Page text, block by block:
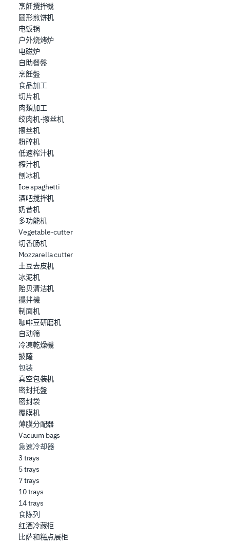
烹飪攪拌機
圆形煎饼机
电饭锅
户外烧烤炉
电磁炉
自助餐盤
烹飪盤
食品加工
切片机
肉類加工
绞肉机-擦丝机
擦丝机
粉碎机
低速榨汁机
榨汁机
刨冰机
Ice spaghetti
酒吧搅拌机
奶昔机
多功能机
Vegetable-cutter
切香肠机
Mozzarella cutter
土豆去皮机
冰泥机
贻贝清洁机
攪拌機
制面机
咖啡豆研磨机
自动筛
冷凍乾燥機
披薩
包装
真空包装机
密封托盤
密封袋
覆膜机
薄膜分配器
Vacuum bags
急速冷却器
3 trays
5 trays
7 trays
10 trays
14 trays
食陈列
红酒冷藏柜
比萨和糕点展柜